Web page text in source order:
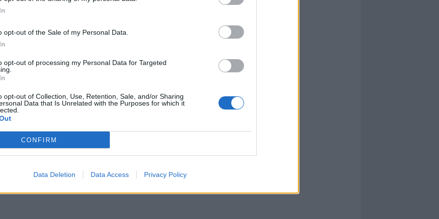
opt-out of the Sale of my Personal Data.
opt-out of processing my Personal Data for Targeted
opt-out of Collection, Use, Retention, Sale, and/or Sharing
Data that Is Unrelated with the Purposes for which it
CONFIRM
Data Deletion Data Access Privacy Policy
e associata ai suoi processi di
dei Volenterosi rimane fondamentale
nel mobilitare tutti i partner, in particolare
di sminamento".
di Cipro di settimana prossima.